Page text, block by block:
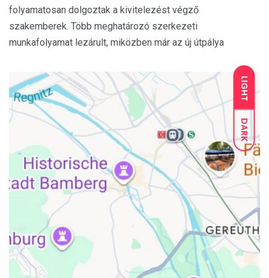
LIGHT
DARK
folyamatosan dolgoztak a kivitelezést végző
szakemberek. Több meghatározó szerkezeti
munkafolyamat lezárult, miközben már az új útpálya